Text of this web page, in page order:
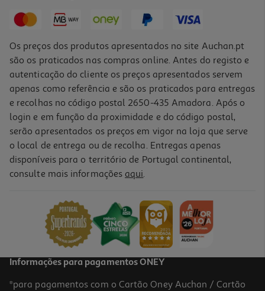
Os preços dos produtos apresentados no site Auchan.pt
são os praticados nas compras online. Antes do registo e
autenticação do cliente os preços apresentados servem
apenas como referência e são os praticados para entregas
e recolhas no código postal 2650-435 Amadora. Após o
login e em função da proximidade e do código postal,
serão apresentados os preços em vigor na loja que serve
o local de entrega ou de recolha. Entregas apenas
disponíveis para o território de Portugal continental,
consulte mais informações aqui.
Informações para pagamentos ONEY
*para pagamentos com o Cartão Oney Auchan / Cartão